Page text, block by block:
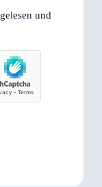
gelesen und